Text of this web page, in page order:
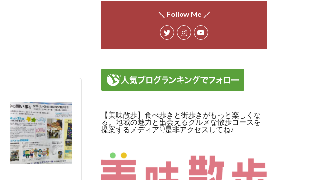
＼ Follow Me ／
【美味散歩】食べ歩きと街歩きがもっと楽しくな
る。地域の魅力と出会えるグルメな散歩コースを
提案するメディア👇是非アクセスしてね♪